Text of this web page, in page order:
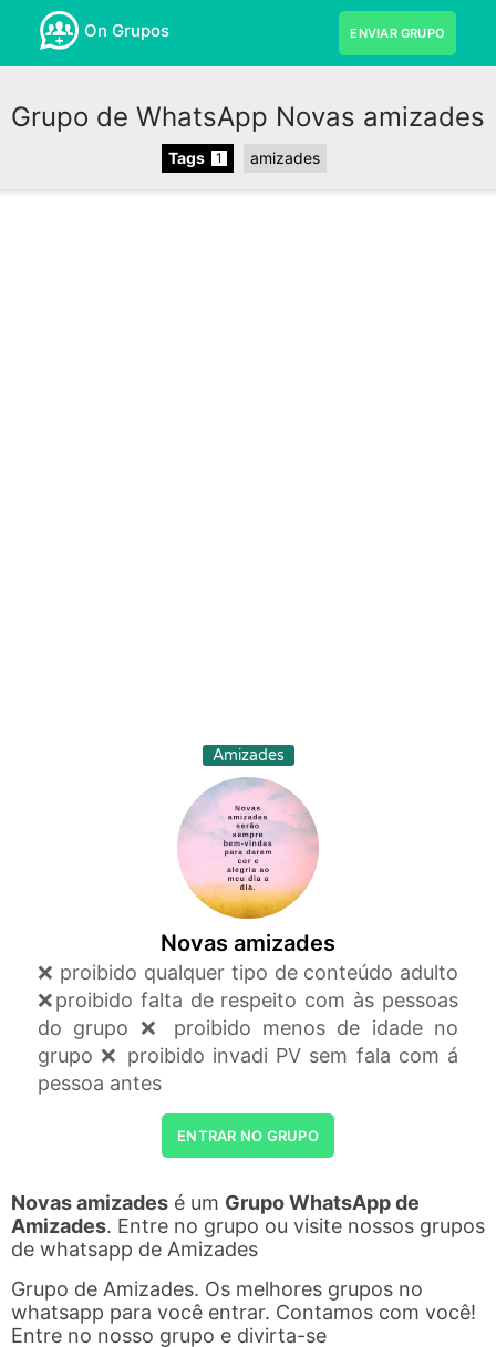
On Grupos ENVIAR GRUPO
Grupo de WhatsApp Novas amizades
Tags 1 amizades
Amizades
Novas amizades
❌ proibido qualquer tipo de conteúdo adulto
❌proibido falta de respeito com às pessoas
do grupo ❌ proibido menos de idade no
grupo ❌ proibido invadi PV sem fala com á
pessoa antes
ENTRAR NO GRUPO
Novas amizades é um Grupo WhatsApp de
Amizades. Entre no grupo ou visite nossos grupos
de whatsapp de Amizades
Grupo de Amizades. Os melhores grupos no
whatsapp para você entrar. Contamos com você!
Entre no nosso grupo e divirta-se